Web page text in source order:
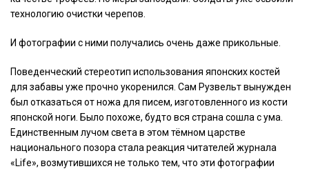
технологию очистки черепов.
И фотографии с ними получались очень даже прикольные.
Поведенческий стереотип использования японских костей
для забавы уже прочно укоренился. Сам Рузвельт вынужден
был отказаться от ножа для писем, изготовленного из кости
японской ноги. Было похоже, будто вся страна сошла с ума.
Единственным лучом света в этом тёмном царстве
национального позора стала реакция читателей журнала
«Life», возмутившихся не только тем, что эти фотографии